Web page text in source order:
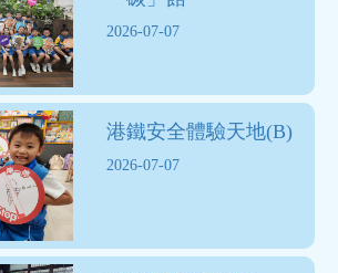
2026-07-07
港鐵安全體驗天地(B)
2026-07-07